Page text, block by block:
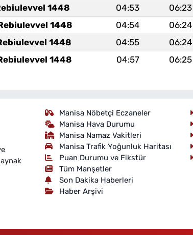
1448 04:53 06:23
1448 04:54 06:24
1448 04:55 06:24
1448 04:57 06:25
Manisa Nöbetçi Eczaneler
Manisa Hava Durumu
Manisa Namaz Vakitleri
Manisa Trafik Yoğunluk Haritası
Puan Durumu ve Fikstür
Tüm Manşetler
Son Dakika Haberleri
Haber Arşivi